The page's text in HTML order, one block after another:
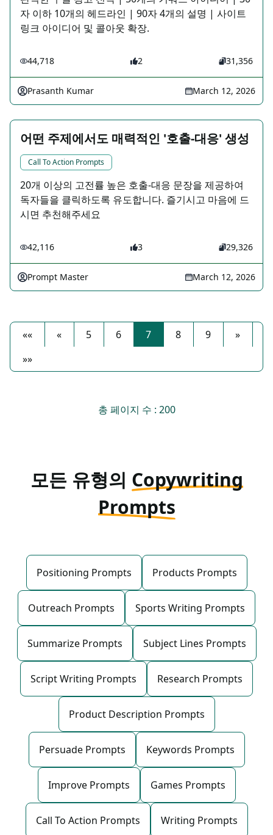
자 이하 10개의 헤드라인 | 90자 4개의 설명 | 사이트
링크 아이디어 및 콜아웃 확장.
44,718 2 31,356
Prasanth Kumar March 12, 2026
어떤 주제에서도 매력적인 '호출-대응' 생성
Call To Action Prompts
20개 이상의 고전률 높은 호출-대응 문장을 제공하여
독자들을 클릭하도록 유도합니다. 즐기시고 마음에 드
시면 추천해주세요
42,116 3 29,326
Prompt Master March 12, 2026
«« « 5 6 7 8 9
»
»»
총 페이지 수 : 200
모든 유형의 Copywriting
Prompts
Positioning Prompts Products Prompts
Outreach Prompts Sports Writing Prompts
Summarize Prompts Subject Lines Prompts
Script Writing Prompts Research Prompts
Product Description Prompts
Persuade Prompts Keywords Prompts
Improve Prompts Games Prompts
Call To Action Prompts Writing Prompts